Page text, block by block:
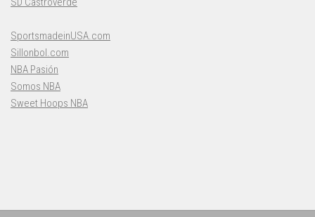
SportsmadeinUSA.com
Sillonbol.com
NBA Pasión
Somos NBA
Sweet Hoops NBA